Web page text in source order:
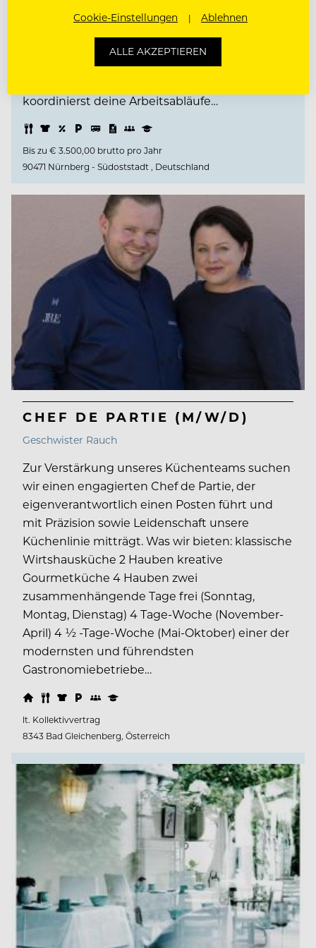
organisierst deinen Bereich eigenständig und
stellst sicher, dass unsere Speisen pünktlich,
hochwertig und mit viel Liebe zum Detail
koordinierst deine Arbeitsabläufe…
Bis zu € 3.500,00 brutto pro Jahr
90471 Nürnberg - Südoststadt , Deutschland
CHEF DE PARTIE (M/W/D)
Geschwister Rauch
Zur Verstärkung unseres Küchenteams suchen
wir einen engagierten Chef de Partie, der
eigenverantwortlich einen Posten führt und
mit Präzision sowie Leidenschaft unsere
Küchenlinie mitträgt. Was wir bieten: klassische
Wirtshausküche 2 Hauben kreative
Gourmetküche 4 Hauben zwei
zusammenhängende Tage frei (Sonntag,
Montag, Dienstag) 4 Tage-Woche (November-
April) 4 ½ -Tage-Woche (Mai-Oktober) einer der
modernsten und führendsten
Gastronomiebetriebe…
lt. Kollektivvertrag
8343 Bad Gleichenberg, Österreich
Cookie-Einstellungen Ablehnen
ALLE AKZEPTIEREN